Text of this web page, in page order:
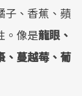
子、香蕉、蘋
。像是龍眼、
、蔓越莓、葡